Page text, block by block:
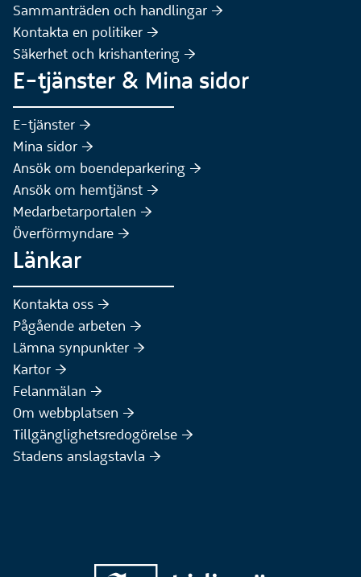
Sammanträden och handlingar :höger:
Kontakta en politiker :höger:
Säkerhet och krishantering :höger:
E-tjänster & Mina sidor
E-tjänster :höger:
Mina sidor :höger:
Ansök om boendeparkering :höger:
Ansök om hemtjänst :höger:
Medarbetarportalen :höger:
Överförmyndare :höger:
Länkar
Kontakta oss :höger:
Pågående arbeten :höger:
Lämna synpunkter :höger:
Kartor :höger:
Felanmälan :höger:
Om webbplatsen :höger:
Tillgänglighetsredogörelse :höger:
Stadens anslagstavla :höger: